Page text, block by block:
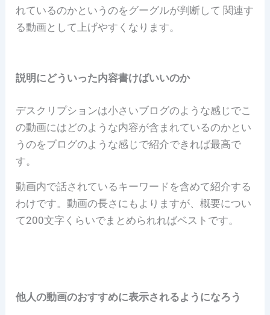
れているのかというのをグーグルが判断して 関連す
る動画として上げやすくなります。
説明にどういった内容書けばいいのか
デスクリプションは小さいブログのような感じでこ
の動画にはどのような内容が含まれているのかとい
うのをブログのような感じで紹介できれば最高で
す。
動画内で話されているキーワードを含めて紹介する
わけです。動画の長さにもよりますが、概要につい
て200文字くらいでまとめられればベストです。
他人の動画のおすすめに表示されるようになろう